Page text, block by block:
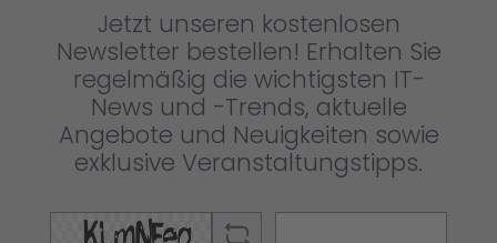
Jetzt unseren kostenlosen
Newsletter bestellen! Erhalten Sie
regelmäßig die wichtigsten IT-
News und -Trends, aktuelle
Angebote und Neuigkeiten sowie
exklusive Veranstaltungstipps.